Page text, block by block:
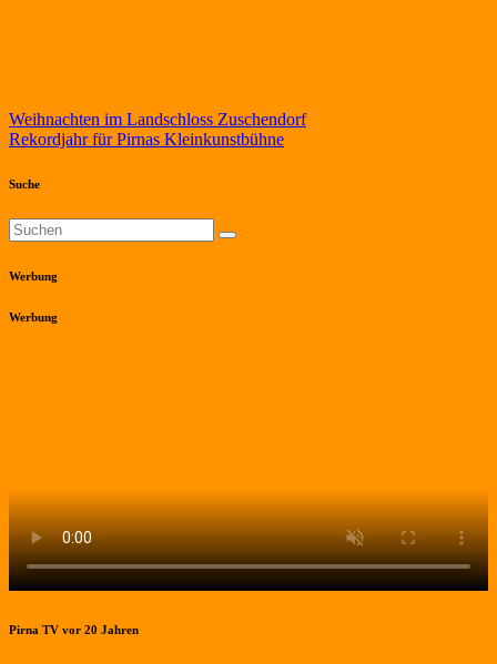
Beitragsnavigation
Weihnachten im Landschloss Zuschendorf
Rekordjahr für Pirnas Kleinkunstbühne
Suche
Werbung
Werbung
Pirna TV vor 20 Jahren